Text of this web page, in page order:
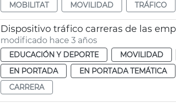
MOBILITAT
MOVILIDAD TRÁFICO
Dispositivo tráfico carreras de las
modificado hace 3 años
EDUCACIÓN Y DEPORTE MOVILIDAD
EN PORTADA
EN PORTADA TEMÁTICA
CARRERA